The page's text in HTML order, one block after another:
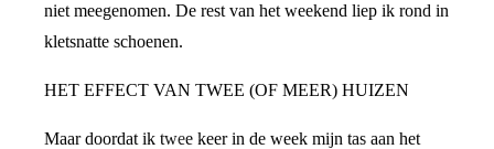
niet meegenomen. De rest van het weekend liep ik rond in
kletsnatte schoenen.
HET EFFECT VAN TWEE (OF MEER) HUIZEN
Maar doordat ik twee keer in de week mijn tas aan het